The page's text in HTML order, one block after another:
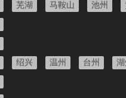
芜湖 马鞍山 池州
绍兴 温州 台州 湖